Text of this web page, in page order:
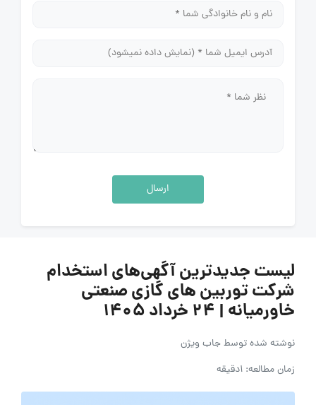
ارسال
لیست جدیدترین آگهی‌های استخدام
شرکت توربین های گازی صنعتی
خاورمیانه | ۲۴ خرداد ۱۴۰۵
نوشته شده توسطجاب ویژن
زمان مطالعه: 1دقیقه